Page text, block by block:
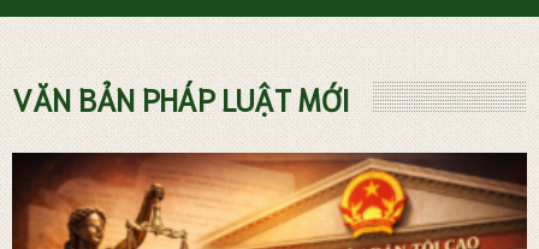
VĂN BẢN PHÁP LUẬT MỚI